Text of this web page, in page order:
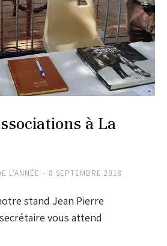
à La
L'ANNÉE 8 SEPTEMBRE 2018
stand Jean Pierre
vous attend